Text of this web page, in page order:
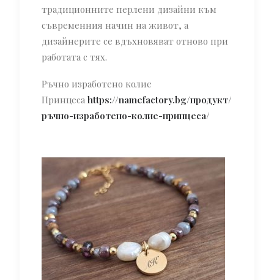
традиционните перлени дизайни към
съвременния начин на живот, а
дизайнерите се вдъхновяват отново при
работата с тях.
Ръчно изработено колие
Принцеса https://namefactory.bg/продукт/
ръчно-изработено-колие-принцеса/